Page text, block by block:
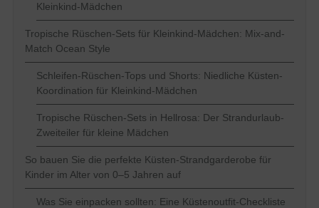
Kleinkind-Mädchen
Tropische Rüschen-Sets für Kleinkind-Mädchen: Mix-and-
Match Ocean Style
Schleifen-Rüschen-Tops und Shorts: Niedliche Küsten-
Koordination für Kleinkind-Mädchen
Tropische Rüschen-Sets in Hellrosa: Der Strandurlaub-
Zweiteiler für kleine Mädchen
So bauen Sie die perfekte Küsten-Strandgarderobe für
Kinder im Alter von 0–5 Jahren auf
Was Sie einpacken sollten: Eine Küstenoutfit-Checkliste